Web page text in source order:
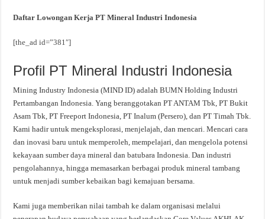
Daftar Lowongan Kerja PT Mineral Industri Indonesia
[the_ad id=”381″]
Profil PT Mineral Industri Indonesia
Mining Industry Indonesia (MIND ID) adalah BUMN Holding Industri
Pertambangan Indonesia. Yang beranggotakan PT ANTAM Tbk, PT Bukit
Asam Tbk, PT Freeport Indonesia, PT Inalum (Persero), dan PT Timah Tbk.
Kami hadir untuk mengeksplorasi, menjelajah, dan mencari. Mencari cara
dan inovasi baru untuk memperoleh, mempelajari, dan mengelola potensi
kekayaan sumber daya mineral dan batubara Indonesia. Dan industri
pengolahannya, hingga memasarkan berbagai produk mineral tambang
untuk menjadi sumber kebaikan bagi kemajuan bersama.
Kami juga memberikan nilai tambah ke dalam organisasi melalui